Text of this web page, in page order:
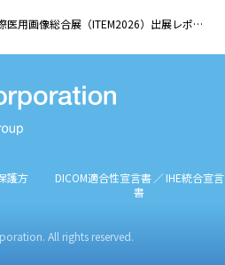
2026国際医用画像総合展（ITEM2026）出展レポート
護方
DICOM適合性宣言書 ／ IHE統合宣言
書
All rights reserved.